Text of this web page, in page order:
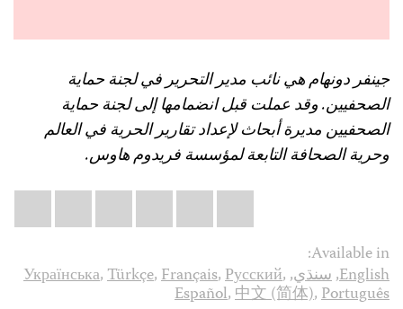
جينفر دونهام هي نائب مدير التحرير في لجنة حماية
الصحفيين. وقد عملت قبل انضمامها إلى لجنة حماية
الصحفيين مديرة أبحاث لإعداد تقارير الحرية في العالم
وحرية الصحافة التابعة لمؤسسة فريدوم هاوس.
this:
Available in:
English
,سنڌي,
Українська,Türkçe,Français,Русский,
Español,中文 (简体),Português